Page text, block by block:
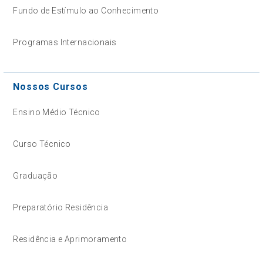
Fundo de Estímulo ao Conhecimento
Programas Internacionais
Nossos Cursos
Ensino Médio Técnico
Curso Técnico
Graduação
Preparatório Residência
Residência e Aprimoramento